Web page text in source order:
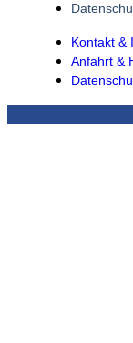
Kontakt &
Anfahrt &